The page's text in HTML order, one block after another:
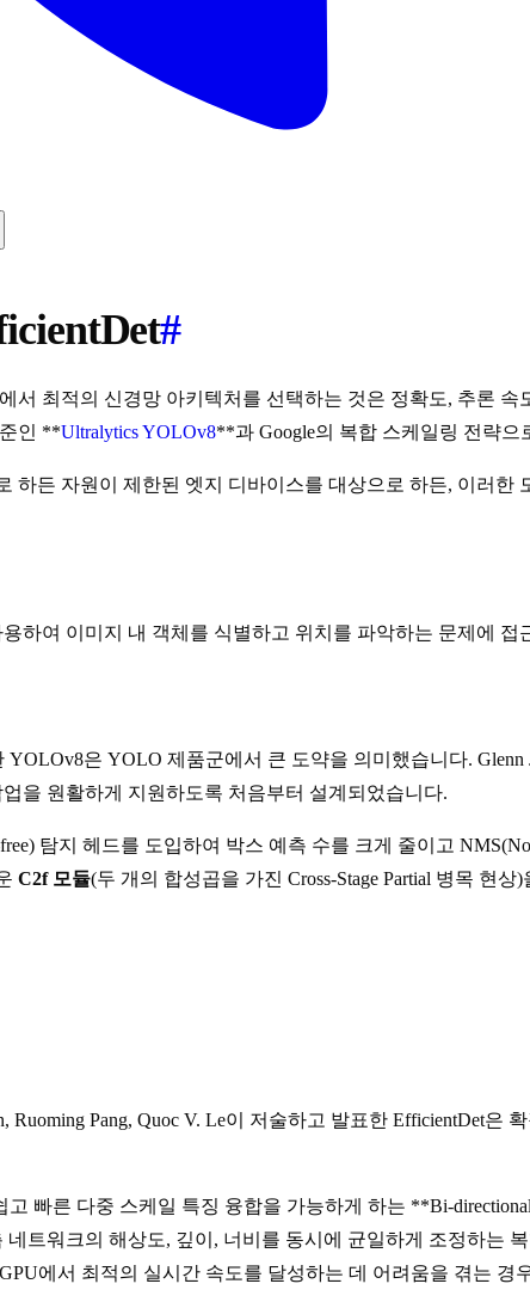
#
서 최적의 신경망 아키텍처를 선택하는 것은 정확도, 추론
인 **Ultralytics YOLOv8**과 Google의 복합 스케일링 전략으
하든 자원이 제한된 엣지 디바이스를 대상으로 하든, 이러
용하여 이미지 내 객체를 식별하고 위치를 파악하는 문제에
YOLOv8은 YOLO 제품군에서 큰 도약을 의미했습니다. Glenn
을 원활하게 지원하도록 처음부터 설계되었습니다.
탐지 헤드를 도입하여 박스 예측 수를 크게 줄이고
C2f 모듈(두 개의 합성곱을 가진 Cross-Stage Partial 병목 현
Ruoming Pang, Quoc V. Le이 저술하고 발표한 EfficientDet은
빠른 다중 스케일 특징 융합을 가능하게 하는 **Bi-
네트워크의 해상도, 깊이, 너비를 동시에 균일하게 조정하는
에서 최적의 실시간 속도를 달성하는 데 어려움을 겪는 경